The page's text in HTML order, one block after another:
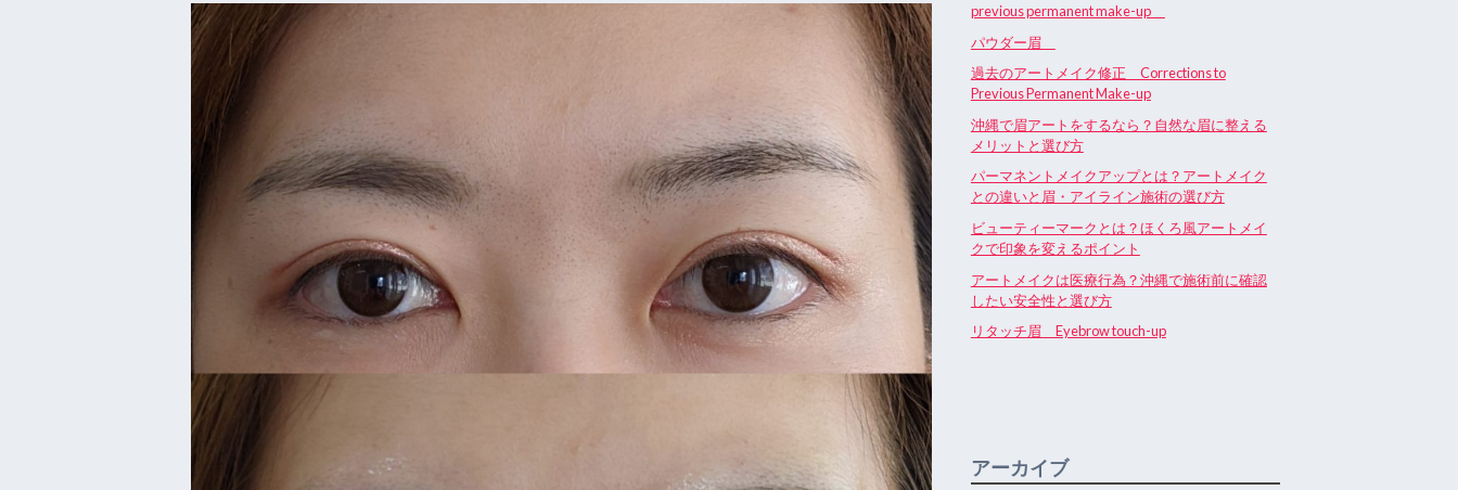
previous permanent make-up
パウダー眉
過去のアートメイク修正 Corrections to
Previous Permanent Make-up
沖縄で眉アートをするなら？自然な眉に整える
メリットと選び方
パーマネントメイクアップとは？アートメイク
との違いと眉・アイライン施術の選び方
ビューティーマークとは？ほくろ風アートメイ
クで印象を変えるポイント
アートメイクは医療行為？沖縄で施術前に確認
したい安全性と選び方
リタッチ眉 Eyebrow touch-up
アーカイブ